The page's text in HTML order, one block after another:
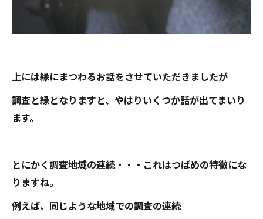
上には縁にまつわるお話をさせていただきましたが
調査と縁となりますと、やはりいくつか話が出てまいり
ます。
とにかく調査地域の連続・・・これはつばめの特徴にな
りますね。
例えば、同じような地域での調査の連続